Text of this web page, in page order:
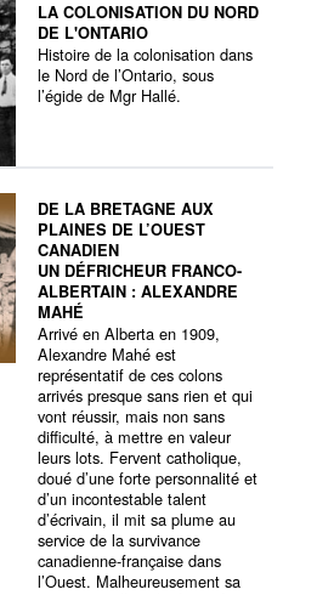
LA COLONISATION DU NORD
DE L'ONTARIO
Histoire de la colonisation dans
le Nord de l’Ontario, sous
l’égide de Mgr Hallé.
DE LA BRETAGNE AUX
PLAINES DE L’OUEST
CANADIEN
UN DÉFRICHEUR FRANCO-
ALBERTAIN : ALEXANDRE
MAHÉ
Arrivé en Alberta en 1909,
Alexandre Mahé est
représentatif de ces colons
arrivés presque sans rien et qui
vont réussir, mais non sans
difficulté, à mettre en valeur
leurs lots. Fervent catholique,
doué d’une forte personnalité et
d’un incontestable talent
d’écrivain, il mit sa plume au
service de la survivance
canadienne-française dans
l’Ouest. Malheureusement sa